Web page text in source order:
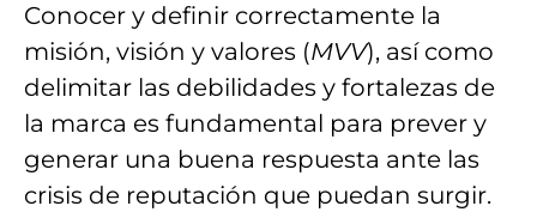
Conocer y definir correctamente la
misión, visión y valores (MVV), así como
delimitar las debilidades y fortalezas de
la marca es fundamental para prever y
generar una buena respuesta ante las
crisis de reputación que puedan surgir.